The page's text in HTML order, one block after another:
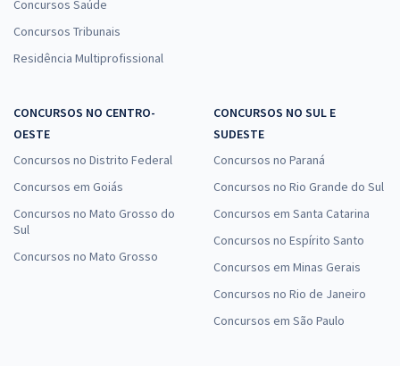
Concursos Saúde
Concursos Tribunais
Residência Multiprofissional
CONCURSOS NO CENTRO-
OESTE
Concursos no Distrito Federal
Concursos em Goiás
Concursos no Mato Grosso do
Sul
Concursos no Mato Grosso
CONCURSOS NO SUL E
SUDESTE
Concursos no Paraná
Concursos no Rio Grande do Sul
Concursos em Santa Catarina
Concursos no Espírito Santo
Concursos em Minas Gerais
Concursos no Rio de Janeiro
Concursos em São Paulo